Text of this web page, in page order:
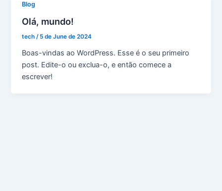
Blog
Olá, mundo!
tech/ 5 de June de 2024
Boas-vindas ao WordPress. Esse é o seu primeiro
post. Edite-o ou exclua-o, e então comece a
escrever!